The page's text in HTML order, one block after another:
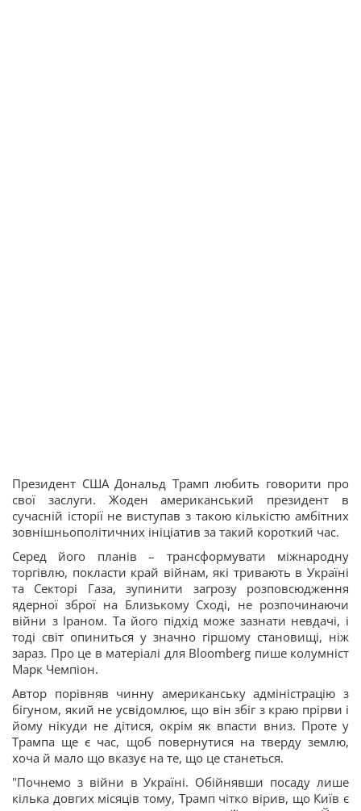
Президент США Дональд Трамп любить говорити про
свої заслуги. Жоден американський президент в
сучасній історії не виступав з такою кількістю амбітних
зовнішньополітичних ініціатив за такий короткий час.
Серед його планів – трансформувати міжнародну
торгівлю, покласти край війнам, які тривають в Україні
та Секторі Газа, зупинити загрозу розповсюдження
ядерної зброї на Близькому Сході, не розпочинаючи
війни з Іраном. Та його підхід може зазнати невдачі, і
тоді світ опиниться у значно гіршому становищі, ніж
зараз. Про це в матеріалі для Bloomberg пише колумніст
Марк Чемпіон.
Автор порівняв чинну американську адміністрацію з
бігуном, який не усвідомлює, що він збіг з краю прірви і
йому нікуди не дітися, окрім як впасти вниз. Проте у
Трампа ще є час, щоб повернутися на тверду землю,
хоча й мало що вказує на те, що це станеться.
"Почнемо з війни в Україні. Обійнявши посаду лише
кілька довгих місяців тому, Трамп чітко вірив, що Київ є